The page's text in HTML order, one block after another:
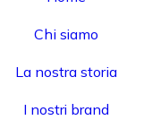
Chi siamo
La nostra storia
I nostri brand